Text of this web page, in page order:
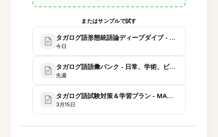
またはサンプルで試す
タガログ語形態統語論ディープダイブ - 声（フォーカス
今日
タガログ語語彙バンク - 日常、学術、ビジネス、医療
先週
タガログ語試験対策＆学習プラン - MA（言語学）
3月15日